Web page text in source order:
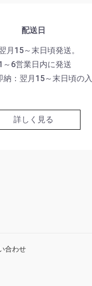
配送日
月15～末日頃発送。
～6営業日内に発送
納：翌月15～末日頃の入
詳しく見る
合わせ